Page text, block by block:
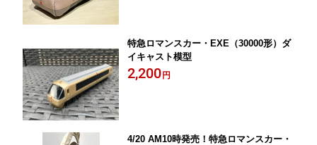
特急ロマンスカー・EXE（30000形）ダ
イキャスト模型
2,200 円
4/20 AM10時発売！特急ロマンスカー・